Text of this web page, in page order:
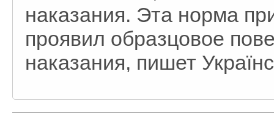
наказания. Эта норма
проявил образцовое
наказания, пишет